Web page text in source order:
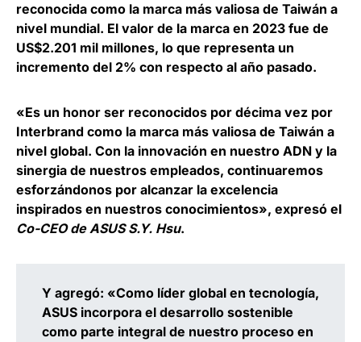
reconocida como la marca más valiosa de Taiwán a
nivel mundial. El valor de la marca en 2023 fue de
US$2.201 mil millones, lo que representa un
incremento del 2% con respecto al año pasado.
«Es un honor ser reconocidos por décima vez por
Interbrand como la marca más valiosa de Taiwán a
nivel global. Con la innovación en nuestro ADN y la
sinergia de nuestros empleados, continuaremos
esforzándonos por alcanzar la excelencia
inspirados en nuestros conocimientos», expresó el
Co-CEO de ASUS S.Y. Hsu.
Y agregó: «Como líder global en tecnología,
ASUS incorpora el desarrollo sostenible
como parte integral de nuestro proceso en